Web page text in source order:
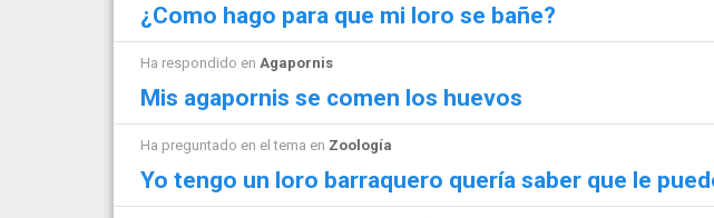
¿Como hago para que mi loro se bañe?
Ha respondido en Agapornis
Mis agapornis se comen los huevos
Ha preguntado en el tema en Zoología
Yo tengo un loro barraquero quería saber que le